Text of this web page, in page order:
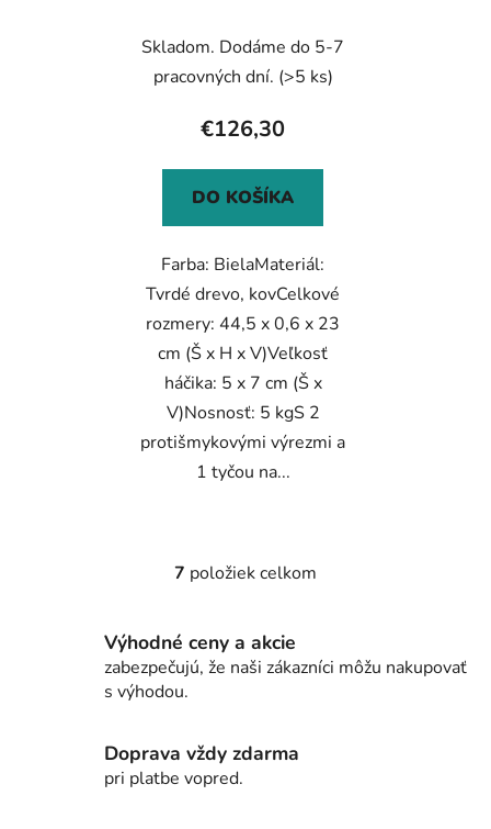
protišmyková
Skladom. Dodáme do 5-7
pracovných dní. (>5 ks)
€126,30
DO KOŠÍKA
Farba: BielaMateriál:
Tvrdé drevo, kovCelkové
rozmery: 44,5 x 0,6 x 23
cm (Š x H x V)Veľkosť
háčika: 5 x 7 cm (Š x
V)Nosnosť: 5 kgS 2
protišmykovými výrezmi a
1 tyčou na...
O
á
d
i
7 položiek celkom
Výhodné ceny a akcie
zabezpečujú, že naši zákazníci môžu nakupovať
s výhodou.
Doprava vždy zdarma
pri platbe vopred.